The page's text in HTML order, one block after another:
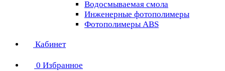
Водосмываемая смола
Инженерные фотополимеры
Фотополимеры ABS
Кабинет
0 Избранное